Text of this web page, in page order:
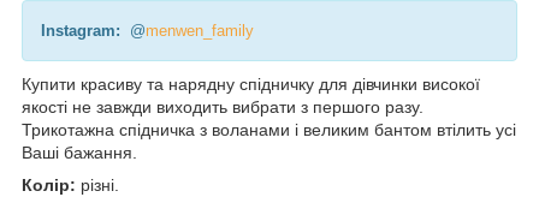
Instagram: @menwen_family
Купити красиву та нарядну спідничку для дівчинки високої
якості не завжди виходить вибрати з першого разу.
Трикотажна спідничка з воланами і великим бантом втілить усі
Ваші бажання.
Колір: різні.